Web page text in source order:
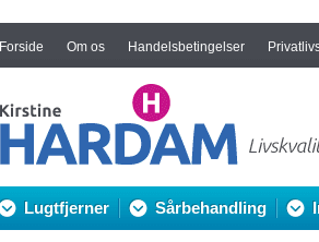
Forside Om os Handelsbetingelser
Lugtfjerner Sårbehandling